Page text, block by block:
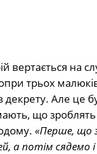
вертається на
трьох
Але це
що
«Перше, що
а потім сядемо